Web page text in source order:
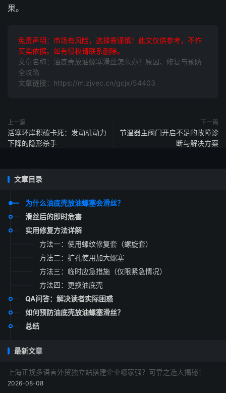
果。
免责声明：市场有风险，选择需谨慎！此文仅供参考，不作
买卖依据。如有侵权请联系删除。
文章名称：油底壳放油螺塞滑丝怎么办？原因、修复与预防
全攻略
文章链接：https://m.zjvec.cn/gcjx/54403
上一篇
活塞环岸积碳卡死：发动机动力
下降的隐形杀手
下一篇
节温器主阀门开启不足的故障诊
断与解决方案
文章目录
为什么油底壳放油螺塞会滑丝？
滑丝后的即时危害
实用修复方法详解
方法一：使用螺纹修复套（螺旋套）
方法二：扩孔使用加大螺塞
方法三：临时应急措施（仅限紧急情况）
方法四：更换油底壳
QA问答：解决读者实际困惑
如何预防油底壳放油螺塞滑丝？
总结
最新文章
上海正规多语言外贸独立站搭建企业哪家强？可靠之选大揭秘！
2026-08-08